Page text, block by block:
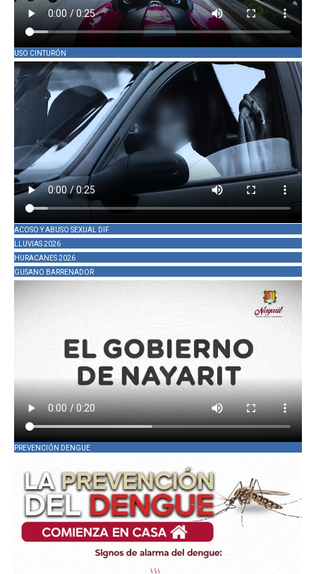
USO CINTURÓN
ACOSO Y ABUSO SEXUAL DIF
LLUVIAS 2026
HURACANES 2026
GUSANO BARRENADOR
PREVENCIÓN DENGUE